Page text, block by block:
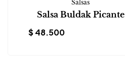
Salsas
Salsa Buldak Picante
$48.500